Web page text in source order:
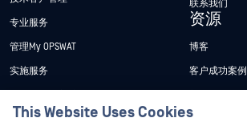
专业服务
管理My OPSWAT
实施服务
技术文档
联系我们
资源
博客
客户成功案例
新闻报道
This Website Uses Cookies